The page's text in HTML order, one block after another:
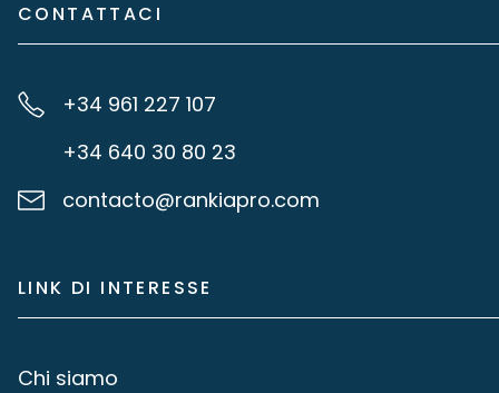
CONTATTACI
+34 961 227 107
+34 640 30 80 23
contacto@rankiapro.com
LINK DI INTERESSE
Chi siamo